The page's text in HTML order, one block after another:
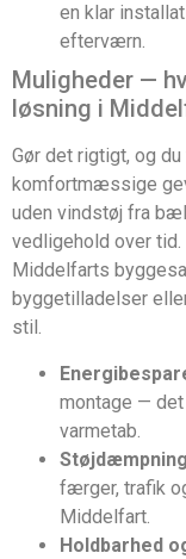
en klar
efterværn.
Muligheder —
løsning i
Gør det rigtigt, og
komfortmæssige
uden vindstøj fra
vedligehold over
Middelfarts
byggetilladelser
stil.
montage —
varmetab.
færger, trafik
Middelfart.
Holdbarhed